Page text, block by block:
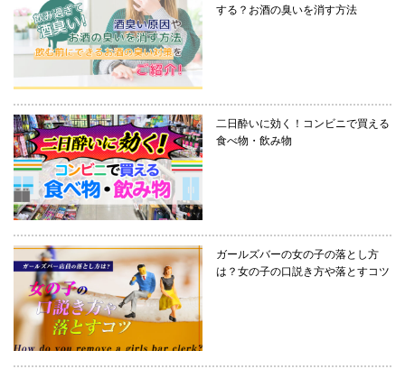
する？お酒の臭いを消す方法
二日酔いに効く！コンビニで買える
食べ物・飲み物
ガールズバーの女の子の落とし方
は？女の子の口説き方や落とすコツ